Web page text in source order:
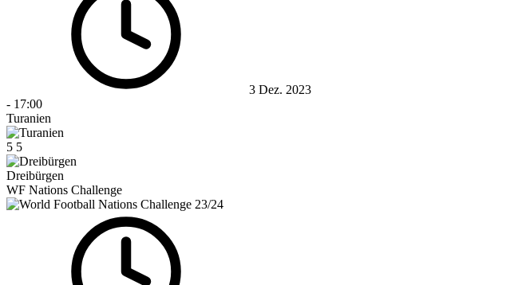
3 Dez. 2023
- 17:00
Turanien
5 5
Dreibürgen
WF Nations Challenge